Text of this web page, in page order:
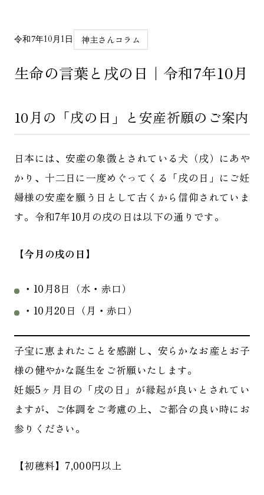
令和7年10月1日 神主さんコラム
生命の言葉と戌の日｜令和7年10月
10月の「戌の日」と安産祈願のご案内
日本には、安産の象徴とされている犬（戌）にあや
かり、十二日に一度めぐってくる「戌の日」にご妊
婦様の安産を願う日として古くから信仰されていま
す。令和7年10月の戌の日は以下の通りです。
【今月の戌の日】
・10月8日（水・赤口）
・10月20日（月・赤口）
子宝に恵まれたことを感謝し、安らかなお産とお子
様の健やかな誕生をご祈願いたします。
妊娠5ヶ月目の「戌の日」が縁起が良いとされてい
ますが、ご体調をご考慮の上、ご都合の良い時にお
参りください。
【初穂料】7,000円以上